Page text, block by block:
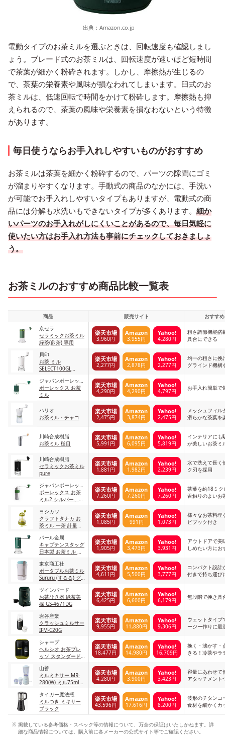
出典： Amazon.co.jp
電動タイプのお茶ミルを選ぶときは、回転速度も確認しまし
ょう。ブレード式のお茶ミルは、回転速度が速いほど短時間
で茶葉が細かく粉砕されます。しかし、摩擦熱が生じるの
で、茶葉の栄養素や風味が損なわれてしまいます。臼式のお
茶ミルは、低速回転で時間をかけて粉砕します。摩擦熱も抑
えられるので、茶葉の風味や栄養素を損なわないという特徴
があります。
毎日使うならお手入れしやすいものがおすすめ
お茶ミルは茶葉を細かく粉砕するので、パーツの隙間にゴミ
が溜まりやすくなります。手動式の商品のなかには、手洗い
が可能でお手入れしやすいタイプもありますが、電動式の商
品には分解も水洗いもできないタイプが多くあります。 細か
いパーツのお手入れがしにくいことがあるので、毎日気軽に
使いたい方はお手入れ方法も事前にチェックしておきましょ
う。
お茶ミルのおすすめ商品比較一覧表
商品 販売サイト
おすす
京セラ
セラミックお茶ミル
緑茶(煎茶) 専用
楽天市場
3,960円
Amazon
3,955円
Yahoo!
4,280円
粗さ調節機能搭
具合にできる
貝印
お茶 ミル
SELECT100GL
楽天市場
2,277円
Amazon
2,878円
Yahoo!
2,277円
均一の粗さに挽
グラインド機構
ジャパンポーレック
ス
ポーレックス お茶
ミル
楽天市場
4,290円
Amazon
4,290円
Yahoo!
4,797円 お手入れ簡単で
ハリオ
お茶ミル・チャコ
楽天市場
2,475円
Amazon
3,874円
Yahoo!
2,475円
メッシュフィル
滑らかな茶葉を
川崎合成樹脂
お茶ミル 槌目
楽天市場
5,991円
Amazon
6,095円
Yahoo!
5,819円
インテリアにも
が美しいお茶ミ
川崎合成樹脂
セラミックお茶ミル
pure
楽天市場
1,881円
Amazon
1,982円
Yahoo!
2,239円
水で洗えて長く
ク刃を採用
ジャパンポーレック
ス
ポーレックス お茶
ミル2 シルバー、グ
楽天市場
7,260円
Amazon
7,260円
Yahoo!
7,260円
茶葉を約18ミ
舌触りのよいお
ヨシカワ
クラフトタナカ お
茶ミル 一茶 計量ス
グリーン
楽天市場
1,085円
Amazon
991円
Yahoo!
1,073円
様々なお茶料理
ピブック付き
パール金属
キャプテンスタッグ
日本製 お茶ミル セ
楽天市場
1,905円
Amazon
3,473円
Yahoo!
3,931円
アウトドアで美
しめたい方にお
東京商工社
ポータブルお茶ミル
Sururu (するる) グ
楽天市場
4,611円
Amazon
5,500円
Yahoo!
3,777円
コンパクト設計
付きで持ち運び
ツインバード
お茶ひき器 緑茶美
採 GS-4671DG
楽天市場
6,425円
Amazon
6,600円
Yahoo!
6,179円 無段階で挽き具
岩谷産業
クラッシュミルサー
IFM-C20G
楽天市場
9,955円
Amazon
11,880円
Yahoo!
9,306円
ウェットタイプ
ージー作りに最
シャープ
ヘルシオ お茶プレ
ッソ スタンダード
ブラウン
楽天市場
18,477円
Amazon
14,980円
Yahoo!
16,709円
挽く・沸かす・
きる！冷茶やラ
山善
ミルミキサー MR-
280(W) ミル75ml・
楽天市場
4,280円
Amazon
3,900円
Yahoo!
3,423円
容量にあわせて
アタッチメント
タイガー魔法瓶
ミルつき ミキサー
ブラック
楽天市場
43,596円
Amazon
17,616円
Yahoo!
8,200円
波形のチタンコ
食材を細かくカ
掲載している参考価格・スペック等の情報について、万全の保証はいたしかねます。詳
細な商品情報については、購入前に各メーカーの公式サイト等でご確認ください。